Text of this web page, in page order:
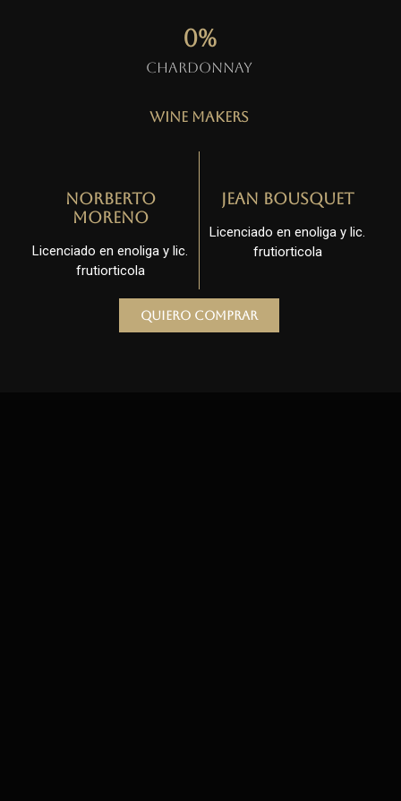
Chardonnay
0%
Wine Makers
Norberto
Moreno
Licenciado en enoliga y lic.
frutiorticola
Jean Bousquet
Licenciado en enoliga y lic.
frutiorticola
Quiero comprar